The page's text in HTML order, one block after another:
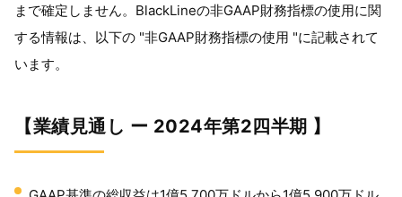
まで確定しません。BlackLineの非GAAP財務指標の使用に関
する情報は、以下の "非GAAP財務指標の使用 "に記載されて
います。
【業績見通し ー 2024年第2四半期 】